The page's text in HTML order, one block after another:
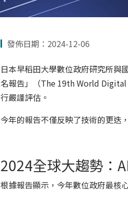
發佈日期：2024-12-06
日本早稻田大學數位政府研究所與
名報告」（The 19th World Digital
行嚴謹評估。
今年的報告不僅反映了技術的更迭
2024全球大趨勢：
根據報告顯示，今年數位政府最核